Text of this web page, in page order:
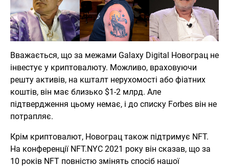
Вважається, що за межами Galaxy Digital Новограц не
інвестує у криптовалюту. Можливо, враховуючи
решту активів, на кшталт нерухомості або фіатних
коштів, він має близько $1-2 млрд. Але
підтвердження цьому немає, і до списку Forbes він не
потрапляє.
Крім криптовалют, Новограц також підтримує NFT.
На конференції NFT.NYC 2021 року він сказав, що за
10 років NFT повністю змінять спосіб нашої